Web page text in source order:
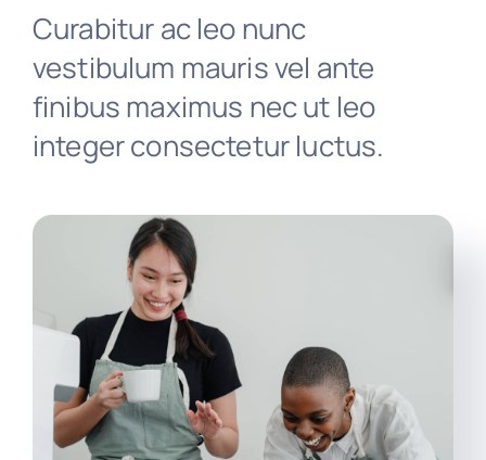
Atendimento
Curabitur ac leo nunc
vestibulum mauris vel ante
finibus maximus nec ut leo
integer consectetur luctus.